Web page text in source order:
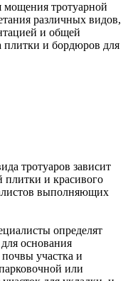
мощения тротуарной
различных видов,
и общей
плитки и бордюров для
тротуаров зависит
плитки и красивого
выполняющих
определят
основания
участка и
или